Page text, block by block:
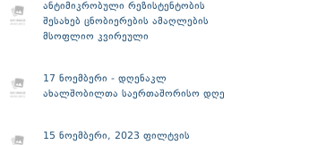
ანტიმიკრობული რეზისტენტობის
შესახებ ცნობიერების ამაღლების
მსოფლიო კვირეული
17 ნოემბერი - დღენაკლ
ახალშობილთა საერთაშორისო დღე
15 ნოემბერი, 2023 ფილტვის